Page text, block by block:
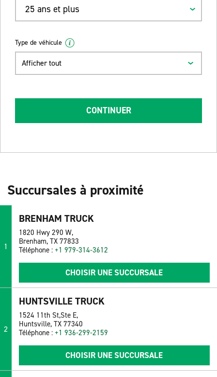
25 ans et plus
Type de véhicule
Afficher tout
CONTINUER
Succursales à proximité
1
BRENHAM TRUCK
1820 Hwy 290 W,
Brenham, TX 77833
Téléphone : +1 979-314-3612
CHOISIR UNE SUCCURSALE
2
HUNTSVILLE TRUCK
1524 11th St,Ste E,
Huntsville, TX 77340
Téléphone : +1 936-299-2159
CHOISIR UNE SUCCURSALE